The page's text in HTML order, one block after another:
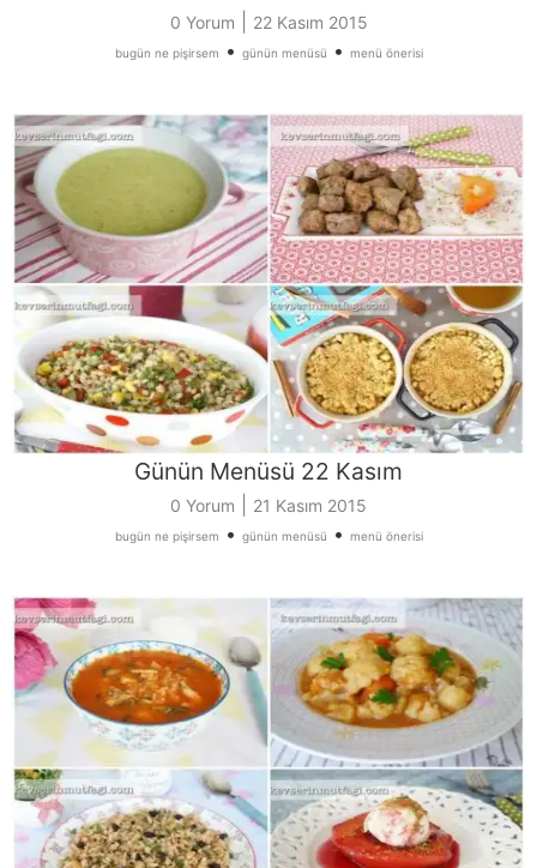
0 Yorum 22 Kasım 2015
bugün ne pişirsem • günün menüsü • menü önerisi
Günün Menüsü 22 Kasım
0 Yorum 21 Kasım 2015
bugün ne pişirsem • günün menüsü • menü önerisi